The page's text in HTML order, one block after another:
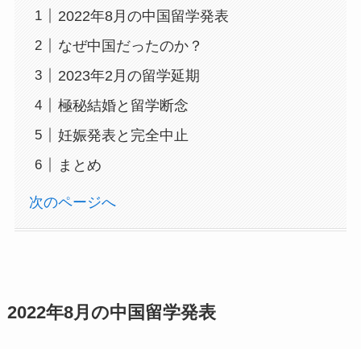
2022年8月の中国留学発表
なぜ中国だったのか？
2023年2月の留学延期
極秘結婚と留学断念
妊娠発表と完全中止
まとめ
次のページへ
2022年8月の中国留学発表